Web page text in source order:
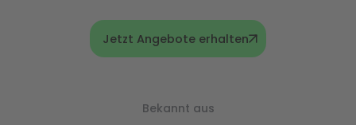
Jetzt Angebote erhalten
Bekannt aus